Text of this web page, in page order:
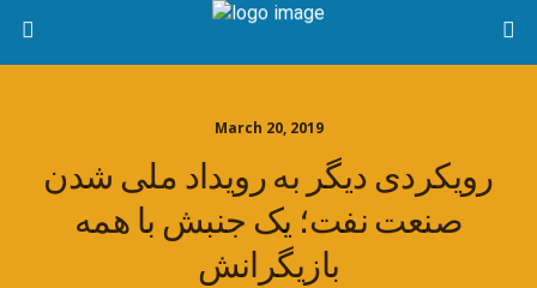
March 20, 2019
رویکردی دیگر به رویداد ملی شدن
صنعت نفت؛ یک جنبش با همه
بازیگرانش